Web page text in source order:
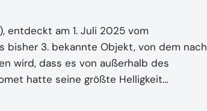
entdeckt am 1. Juli 2025 vom
bisher 3. bekannte Objekt, von dem nach
wird, dass es von außerhalb des
hatte seine größte Helligkeit…